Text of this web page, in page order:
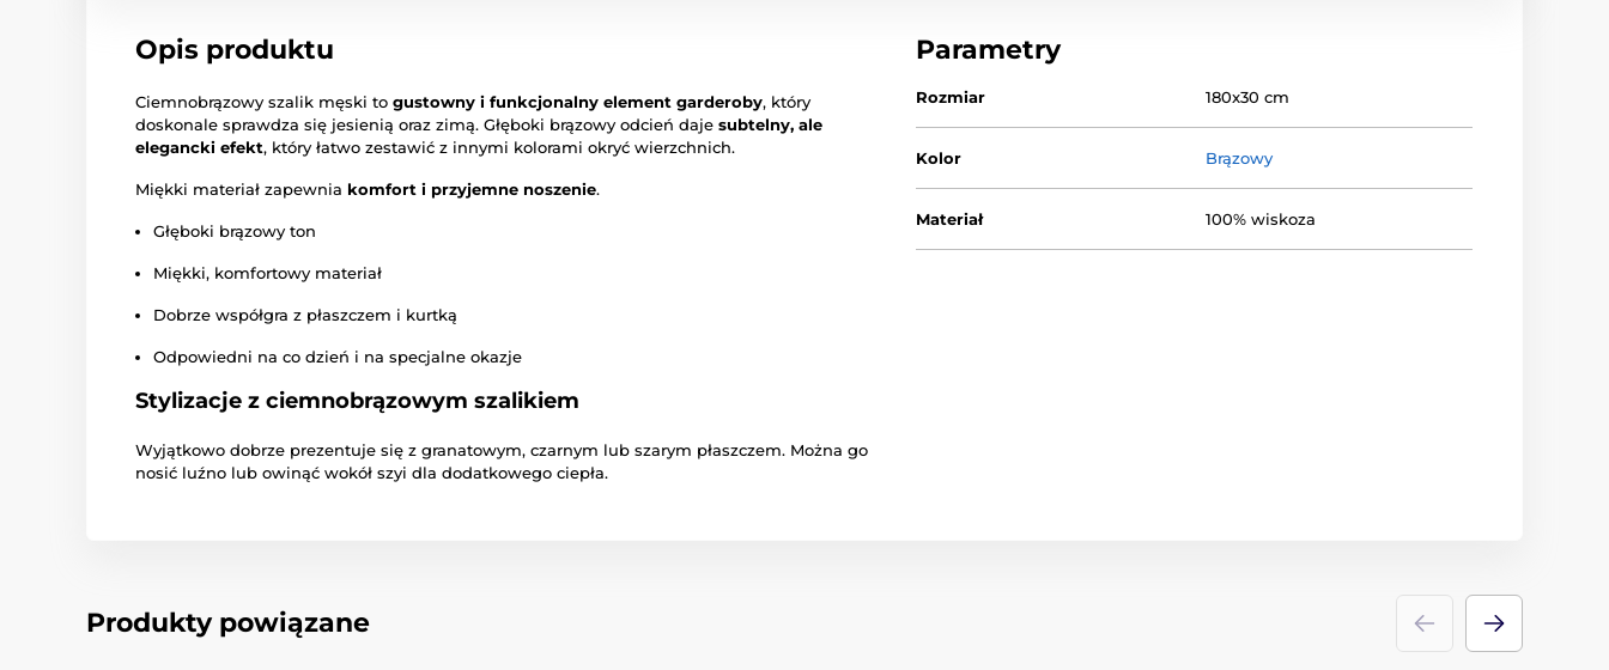
Opis produktu
Ciemnobrązowy szalik męski to gustowny i funkcjonalny element garderoby, który
doskonale sprawdza się jesienią oraz zimą. Głęboki brązowy odcień daje subtelny, ale
elegancki efekt, który łatwo zestawić z innymi kolorami okryć wierzchnich.
Miękki materiał zapewnia komfort i przyjemne noszenie.
Głęboki brązowy ton
Miękki, komfortowy materiał
Dobrze współgra z płaszczem i kurtką
Odpowiedni na co dzień i na specjalne okazje
Stylizacje z ciemnobrązowym szalikiem
Wyjątkowo dobrze prezentuje się z granatowym, czarnym lub szarym płaszczem. Można go
nosić luźno lub owinąć wokół szyi dla dodatkowego ciepła.
Parametry
Rozmiar 180x30 cm
Kolor Brązowy
Materiał 100% wiskoza
Produkty powiązane